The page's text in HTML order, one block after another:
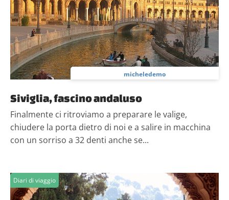
micheledemo
Siviglia, fascino andaluso
Finalmente ci ritroviamo a preparare le valige,
chiudere la porta dietro di noi e a salire in macchina
con un sorriso a 32 denti anche se...
Diari di viaggio